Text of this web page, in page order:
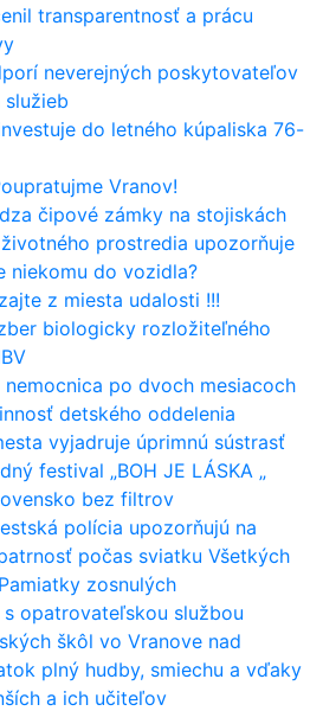
transparentnosť a prácu
neverejných poskytovateľov
služieb
do letného kúpaliska 76-
Vranov!
čipové zámky na stojiskách
prostredia upozorňuje
niekomu do vozidla?
z miesta udalosti !!!
biologicky rozložiteľného
nemocnica po dvoch mesiacoch
detského oddelenia
vyjadruje úprimnú sústrasť
festival „BOH JE LÁSKA „
bez filtrov
polícia upozorňujú na
počas sviatku Všetkých
zosnulých
s opatrovateľskou službou
škôl vo Vranove nad
plný hudby, smiechu a vďaky
a ich učiteľov